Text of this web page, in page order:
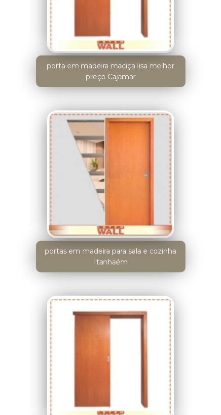
porta em madeira maciça lisa melhor
preço Cajamar
portas em madeira para sala e cozinha
Itanhaém